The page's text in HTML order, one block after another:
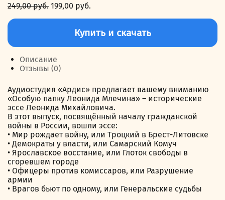
249,00руб. Первоначальная
249,00 руб..
199,00 руб.
Количество
Начало
гражданской
войны
Купить и скачать
Описание
Отзывы (0)
Аудиостудия «Ардис» предлагает вашему вниманию
«Особую папку Леонида Млечина» – исторические
эссе Леонида Михайловича.
В этот выпуск, посвящённый началу гражданской
войны в России, вошли эссе:
• Мир рождает войну, или Троцкий в Брест-Литовске
• Демократы у власти, или Самарский Комуч
• Ярославское восстание, или Глоток свободы в
сгоревшем городе
• Офицеры против комиссаров, или Разрушение
армии
• Врагов бьют по одному, или Генеральские судьбы